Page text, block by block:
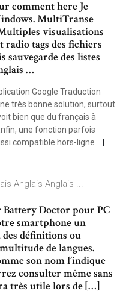
comment here Je
MultiTranse
visualisations
tags des fichiers
sauvegarde des listes
…
Google Traduction
très bonne solution, surtout
bien que du français à
une fonction parfois
compatible hors-ligne
Anglais Anglais ...
Battery Doctor pour PC
smartphone un
définitions ou
de langues.
son nom l’indique
consulter même sans
très utile lors de […]